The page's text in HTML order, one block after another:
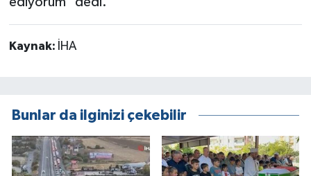
Kaynak: İHA
Bunlar da ilginizi çekebilir